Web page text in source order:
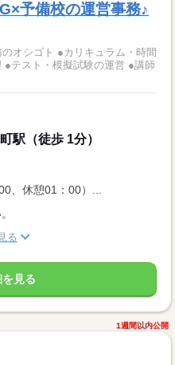
予備校の運営事務♪
オシゴト ●カリキュラム・時間
テスト・模擬試験の運営 ●講師
駅（徒歩 1分）
、休憩01：00）...
る
見る
1週間以内公開